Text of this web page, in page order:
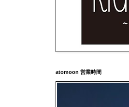
atomoon 営業時間